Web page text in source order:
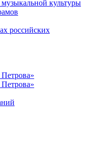
культуры
российских